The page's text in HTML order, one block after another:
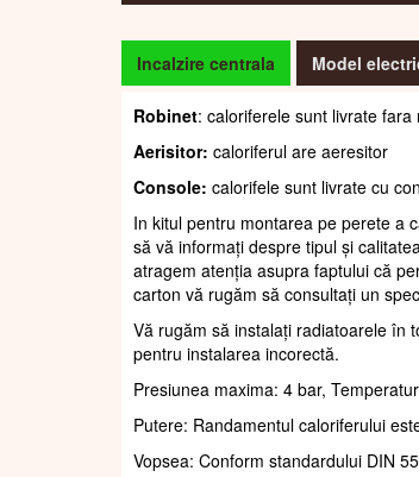
Incalzire centrala Model
Robinet: caloriferele sunt livrate
Aerisitor: caloriferul are aeresitor
Console: calorifele sunt livrate cu
In kitul pentru montarea pe perete a
să vă informați despre tipul și
atragem atenția asupra faptului că
carton vă rugăm să consultați un
Vă rugăm să instalați radiatoarele în
pentru instalarea incorectă.
Presiunea maxima: 4 bar,
Putere: Randamentul caloriferului
Vopsea: Conform standardului DIN